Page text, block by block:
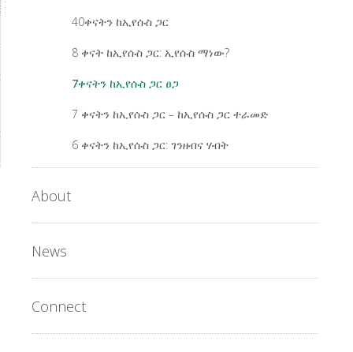
40ቀናትን ከኢየሱስ ጋር
8 ቀናት ከኢየሱስ ጋር: ኢየሱስ ማነው?
7ቀናትን ከኢየሱስ ጋር ፀጋ
7 ቀናትን ከኢየሱስ ጋር – ከኢየሱስ ጋር ተራመድ
6 ቀናትን ከኢየሱስ ጋር: ገንዘብና ሃብት
About
News
Connect